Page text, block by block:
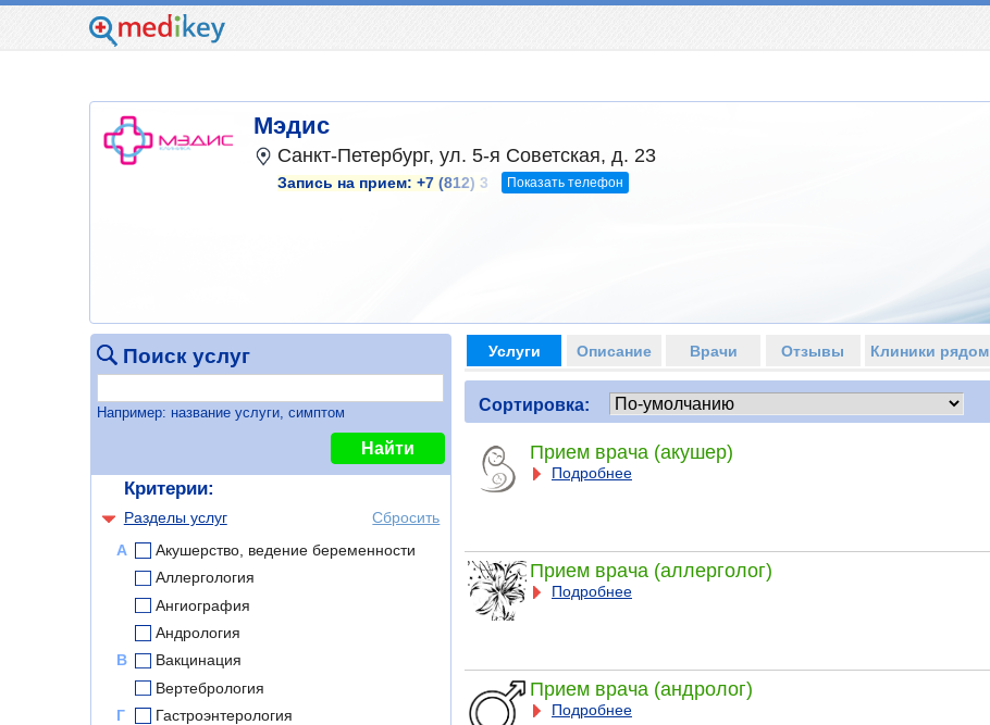
Мэдис
Санкт-Петербург, ул. 5-я Советская, д. 23
Запись на прием: +7 (812) 3 Показать телефон
Поиск услуг
Например: название услуги, симптом
Найти
Критерии:
Разделы услуг
Сбросить
А
Акушерство, ведение беременности
Аллергология
Ангиография
Андрология
В
Вакцинация
Вертебрология
Г
Гастроэнтерология
Услуги Описание Врачи Отзывы Клиники рядом
Сортировка:
Прием врача (акушер)
Подробнее
Прием врача (аллерголог)
Подробнее
Прием врача (андролог)
Подробнее